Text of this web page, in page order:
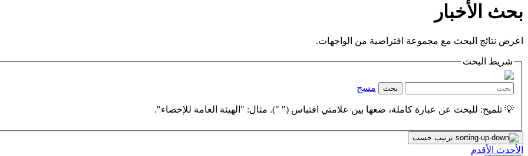
بحث الأخبار
اعرض نتائج البحث مع مجموعة افتراضية من الواجهات.
شريط البحث
بحث مسح
💡 تلميح: للبحث عن عبارة كاملة، ضعها بين علامتي اقتباس (" "). مثال: "الهيئة العامة للإحصاء".
ترتيب حسب
الأحدث الأقدم